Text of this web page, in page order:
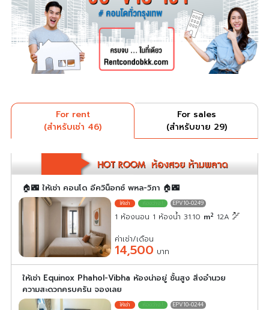
For rent
(สำหรับเช่า 46)
For sales
(สำหรับขาย 29)
🏠🌃 ให้เช่า คอนโด อีควิน็อกซ์ พหล-วิภา 🏠🌃
EPV10-0249
1 ห้องนอน 1 ห้องน้ำ 31.10 m2 12A
ค่าเช่า/เดือน
14,500 บาท
ให้เช่า Equinox Phahol-Vibha ห้องน่าอยู่ ชั้นสูง สิ่งอำนวย
ความสะดวกครบครัน จองเลย
EPV10-0244